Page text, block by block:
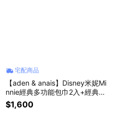
宅配商品
【aden & anais】Disney米妮Mi
nnie經典多功能包巾2入+經典圍
兜3入 ✨彌月禮✨特惠組✨彩虹
米妮
$1,600